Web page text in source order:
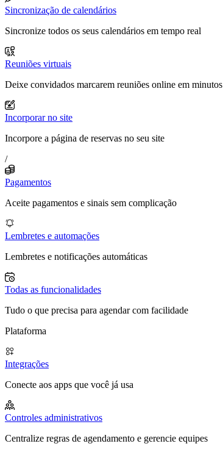
Sincronização de calendários
Sincronize todos os seus calendários em tempo real
Reuniões virtuais
Deixe convidados marcarem reuniões online em minutos
Incorporar no site
Incorpore a página de reservas no seu site
/
Pagamentos
Aceite pagamentos e sinais sem complicação
Lembretes e automações
Lembretes e notificações automáticas
Todas as funcionalidades
Tudo o que precisa para agendar com facilidade
Plataforma
Integrações
Conecte aos apps que você já usa
Controles administrativos
Centralize regras de agendamento e gerencie equipes